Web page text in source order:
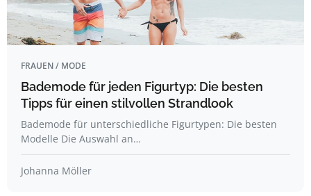
FRAUEN / MODE
Bademode für jeden Figurtyp: Die besten
Tipps für einen stilvollen Strandlook
Bademode für unterschiedliche Figurtypen: Die besten
Modelle Die Auswahl an…
Johanna Möller